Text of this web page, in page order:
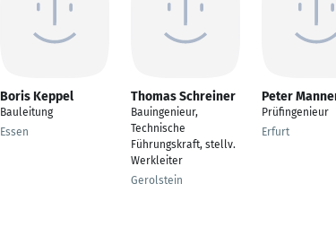
Boris Keppel
Bauleitung
Essen
Thomas Schreiner
Bauingenieur,
Technische
Führungskraft, stellv.
Werkleiter
Gerolstein
Peter
Prüfingenieur
Erfurt